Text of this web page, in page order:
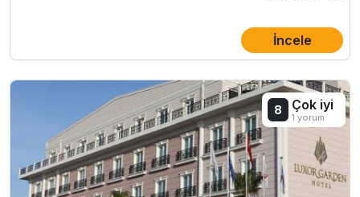
İncele
8 Çok iyi
1 yorum